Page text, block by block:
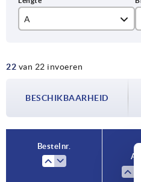
A
12
15,5
22 van 22 invoeren
BESCHIKBAARHEID
Bestelnr.
A